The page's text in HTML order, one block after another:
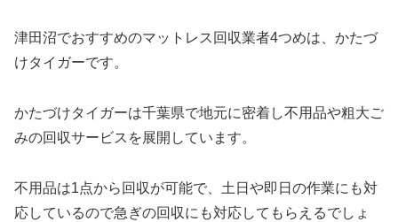
津田沼でおすすめのマットレス回収業者4つめは、かたづ
けタイガーです。
かたづけタイガーは千葉県で地元に密着し不用品や粗大ご
みの回収サービスを展開しています。
不用品は1点から回収が可能で、土日や即日の作業にも対
応しているので急ぎの回収にも対応してもらえるでしょ